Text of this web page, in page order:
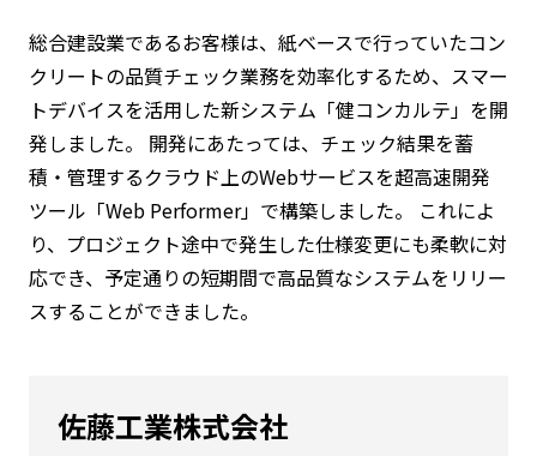
総合建設業であるお客様は、紙ベースで行っていたコン
クリートの品質チェック業務を効率化するため、スマー
トデバイスを活用した新システム「健コンカルテ」を開
発しました。 開発にあたっては、チェック結果を蓄
積・管理するクラウド上のWebサービスを超高速開発
ツール「Web Performer」で構築しました。 これによ
り、プロジェクト途中で発生した仕様変更にも柔軟に対
応でき、予定通りの短期間で高品質なシステムをリリー
スすることができました。
佐藤工業株式会社